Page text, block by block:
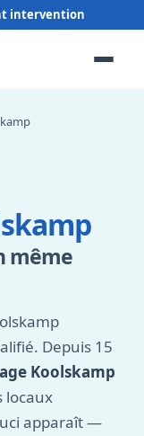
même
Depuis 15
Koolskamp
locaux
apparaît —